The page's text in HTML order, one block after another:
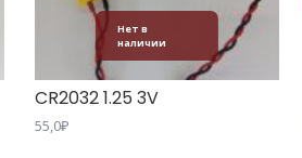
Нет в
наличии
CR2032 1.25 3V
55,0₽